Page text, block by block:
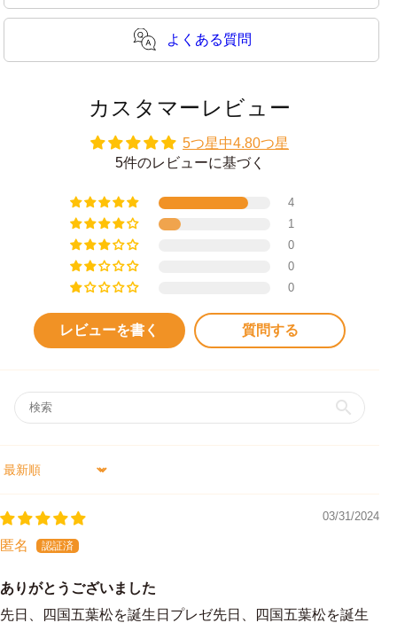
よくある質問
カスタマーレビュー
5つ星中4.80つ星
5件のレビューに基づく
4
1
0
0
0
レビューを書く 質問する
Sort by
03/31/2024
匿名
ありがとうございました
先日、四国五葉松を誕生日プレゼ先日、四国五葉松を誕生